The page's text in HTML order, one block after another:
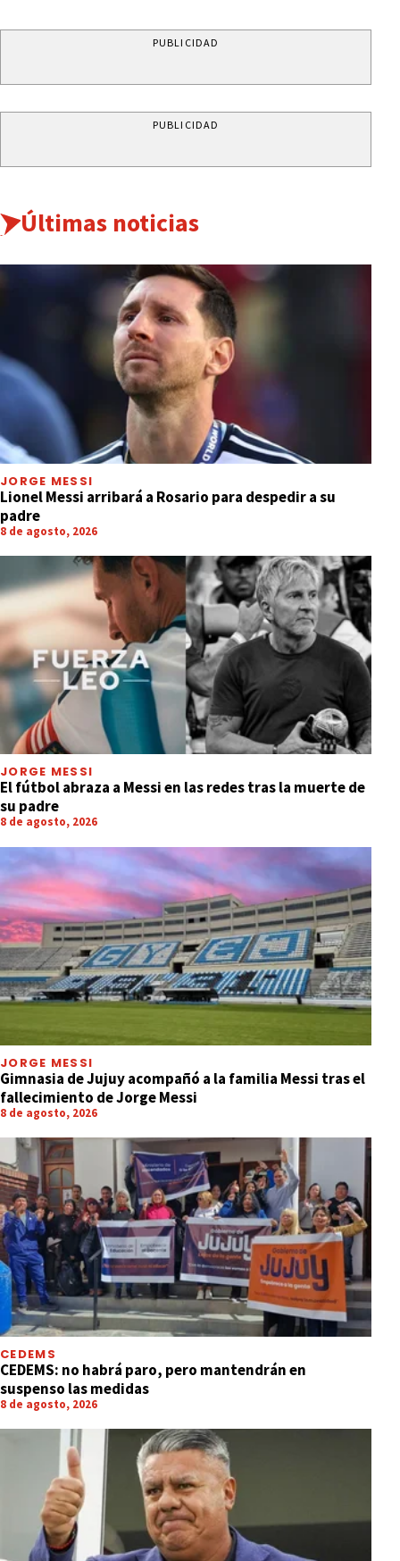
PUBLICIDAD
PUBLICIDAD
Últimas noticias
JORGE MESSI
Lionel Messi arribará a Rosario para despedir a su
padre
8 de agosto, 2026
JORGE MESSI
El fútbol abraza a Messi en las redes tras la muerte de
su padre
8 de agosto, 2026
JORGE MESSI
Gimnasia de Jujuy acompañó a la familia Messi tras el
fallecimiento de Jorge Messi
8 de agosto, 2026
CEDEMS
CEDEMS: no habrá paro, pero mantendrán en
suspenso las medidas
8 de agosto, 2026